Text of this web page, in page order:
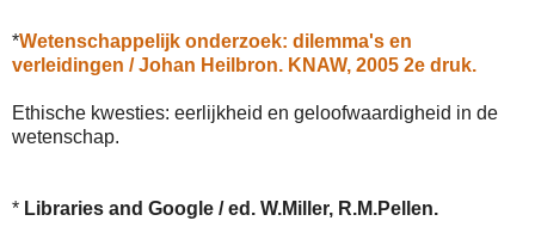
*Wetenschappelijk onderzoek: dilemma's en
verleidingen / Johan Heilbron. KNAW, 2005 2e druk.
Ethische kwesties: eerlijkheid en geloofwaardigheid in de
wetenschap.
* Libraries and Google / ed. W.Miller, R.M.Pellen.